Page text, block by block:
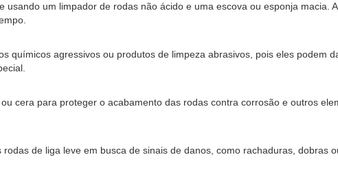
um limpador de rodas não ácido e uma escova ou esponja
químicos agressivos ou produtos de limpeza abrasivos, pois eles podem
cera para proteger o acabamento das rodas contra corrosão e outros
de liga leve em busca de sinais de danos, como rachaduras,